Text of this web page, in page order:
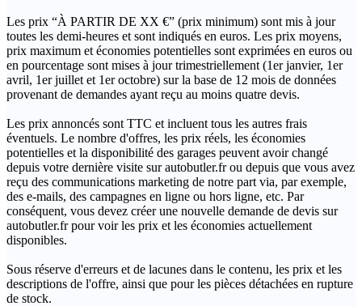
Les prix “À PARTIR DE XX €” (prix minimum) sont mis à jour
toutes les demi-heures et sont indiqués en euros. Les prix moyens,
prix maximum et économies potentielles sont exprimées en euros ou
en pourcentage sont mises à jour trimestriellement (1er janvier, 1er
avril, 1er juillet et 1er octobre) sur la base de 12 mois de données
provenant de demandes ayant reçu au moins quatre devis.
Les prix annoncés sont TTC et incluent tous les autres frais
éventuels. Le nombre d'offres, les prix réels, les économies
potentielles et la disponibilité des garages peuvent avoir changé
depuis votre dernière visite sur autobutler.fr ou depuis que vous avez
reçu des communications marketing de notre part via, par exemple,
des e-mails, des campagnes en ligne ou hors ligne, etc. Par
conséquent, vous devez créer une nouvelle demande de devis sur
autobutler.fr pour voir les prix et les économies actuellement
disponibles.
Sous réserve d'erreurs et de lacunes dans le contenu, les prix et les
descriptions de l'offre, ainsi que pour les pièces détachées en rupture
de stock.